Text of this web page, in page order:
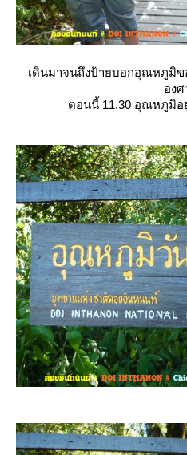
เดินมาจนถึงป้ายบอกอุณหภูมิข
องศ
ตอนนี้ 11.30 อุณหภูมิอ